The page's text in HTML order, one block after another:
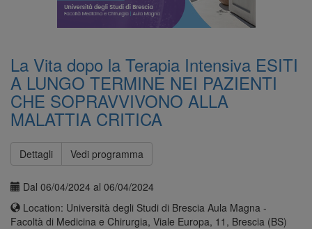
La Vita dopo la Terapia Intensiva ESITI
A LUNGO TERMINE NEI PAZIENTI
CHE SOPRAVVIVONO ALLA
MALATTIA CRITICA
Dettagli Vedi programma
Dal 06/04/2024 al 06/04/2024
Location: Università degli Studi di Brescia Aula Magna -
Facoltà di Medicina e Chirurgia, Viale Europa, 11, Brescia (BS)